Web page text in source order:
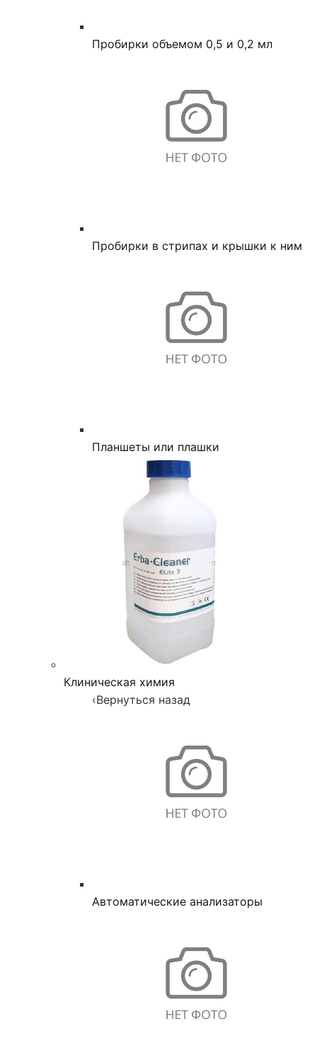
Пробирки объемом 0,5 и 0,2 мл
Пробирки в стрипах и крышки к ним
Планшеты или плашки
Клиническая химия
‹Вернуться назад
Автоматические анализаторы